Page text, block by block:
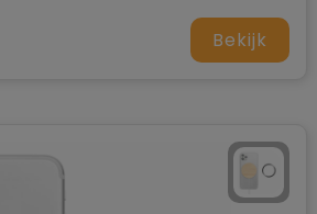
Bekijk